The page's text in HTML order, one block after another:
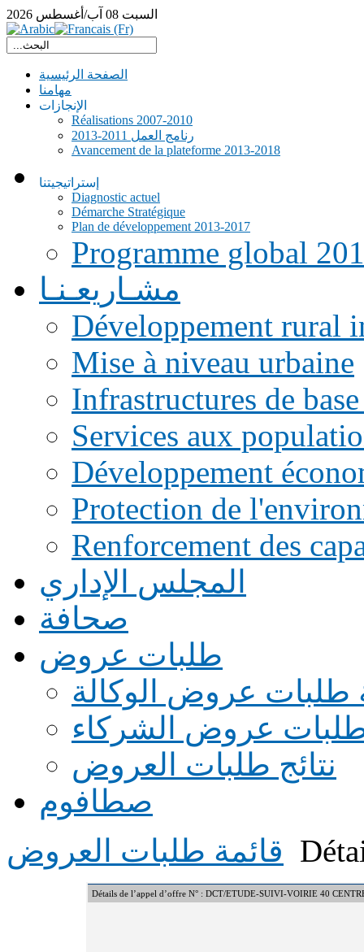
السبت 08 آب/أغسطس 2026
الصفحة الرئيسية
مهامنا
الإنجازات
Réalisations 2007-2010
رنامج العمل 2011-2013
Avancement de la plateforme 2013-2018
إستراتيجيتنا
Diagnostic actuel
Démarche Stratégique
Plan de développement 2013-2017
Programme global
مشـاريعـنـا
Développement rural
Mise à niveau urbaine
Infrastructures de
Services aux
Développement
Protection de
Renforcement des
المجلس الإداري
صحافة
طلبات عروض
طلبات عروض الوكالة
طلبات عروض الشركاء
نتائج طلبات العروض
صطافوم
قائمة طلبات العروض
Détails de l’appel d’offre N° : DCT/ETUDE-SUIVI-VOIRIE 40